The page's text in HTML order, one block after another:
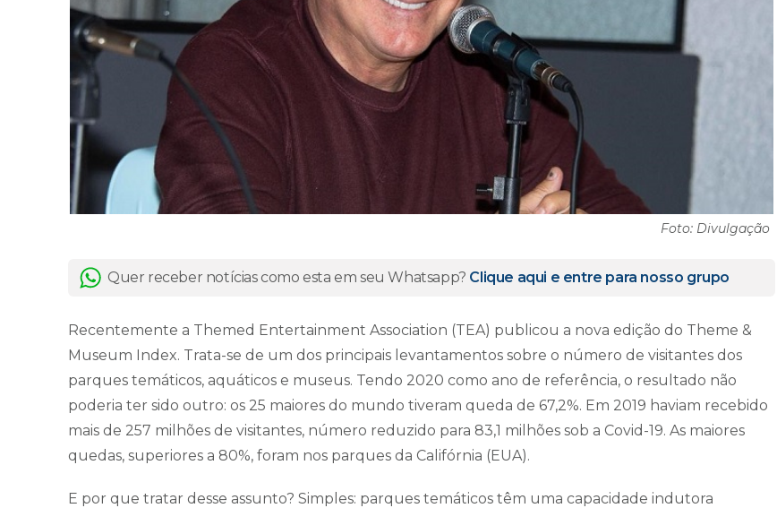
Foto: Divulgação
Quer receber notícias como esta em seu Whatsapp? Clique aqui e entre para nosso grupo
Recentemente a Themed Entertainment Association (TEA) publicou a nova edição do Theme &
Museum Index. Trata-se de um dos principais levantamentos sobre o número de visitantes dos
parques temáticos, aquáticos e museus. Tendo 2020 como ano de referência, o resultado não
poderia ter sido outro: os 25 maiores do mundo tiveram queda de 67,2%. Em 2019 haviam recebido
mais de 257 milhões de visitantes, número reduzido para 83,1 milhões sob a Covid-19. As maiores
quedas, superiores a 80%, foram nos parques da Califórnia (EUA).
E por que tratar desse assunto? Simples: parques temáticos têm uma capacidade indutora